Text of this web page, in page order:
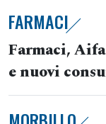
FARMACI
Farmaci,
e nuovi